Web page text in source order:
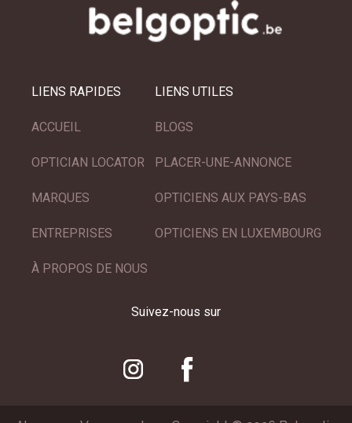
LIENS RAPIDES
ACCUEIL
OPTICIAN LOCATOR
MARQUES
ENTREPRISES
À PROPOS DE NOUS
LIENS UTILES
BLOGS
PLACER-UNE-ANNONCE
OPTICIENS AUX PAYS-BAS
OPTICIENS EN LUXEMBOURG
Suivez-nous sur